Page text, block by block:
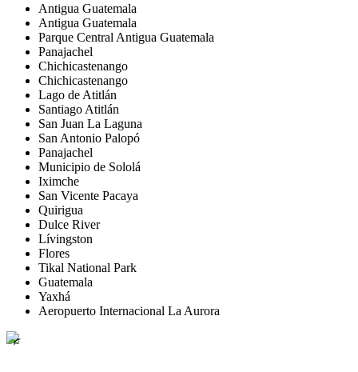
Antigua Guatemala
Antigua Guatemala
Parque Central Antigua Guatemala
Panajachel
Chichicastenango
Chichicastenango
Lago de Atitlán
Santiago Atitlán
San Juan La Laguna
San Antonio Palopó
Panajachel
Municipio de Sololá
Iximche
San Vicente Pacaya
Quirigua
Dulce River
Lívingston
Flores
Tikal National Park
Guatemala
Yaxhá
Aeropuerto Internacional La Aurora